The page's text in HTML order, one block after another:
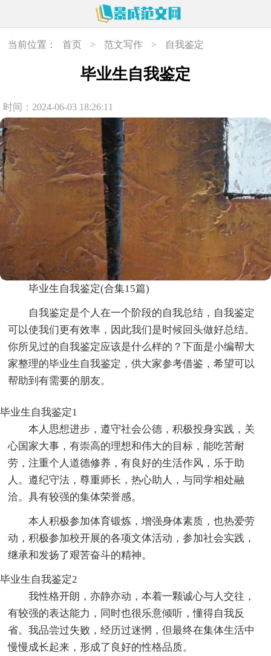
当前位置： 首页 > 范文写作 > 自我鉴定
毕业生自我鉴定
时间：2024-06-03 18:26:11
毕业生自我鉴定(合集15篇)
自我鉴定是个人在一个阶段的自我总结，自我鉴定
可以使我们更有效率，因此我们是时候回头做好总结。
你所见过的自我鉴定应该是什么样的？下面是小编帮大
家整理的毕业生自我鉴定，供大家参考借鉴，希望可以
帮助到有需要的朋友。
毕业生自我鉴定1
本人思想进步，遵守社会公德，积极投身实践，关
心国家大事，有崇高的理想和伟大的目标，能吃苦耐
劳，注重个人道德修养，有良好的生活作风，乐于助
人。遵纪守法，尊重师长，热心助人，与同学相处融
洽。具有较强的集体荣誉感。
本人积极参加体育锻炼，增强身体素质，也热爱劳
动，积极参加校开展的各项文体活动，参加社会实践，
继承和发扬了艰苦奋斗的精神。
毕业生自我鉴定2
我性格开朗，亦静亦动，本着一颗诚心与人交往，
有较强的表达能力，同时也很乐意倾听，懂得自我反
省。我品尝过失败，经历过迷惘，但最终在集体生活中
慢慢成长起来，形成了良好的性格品质。